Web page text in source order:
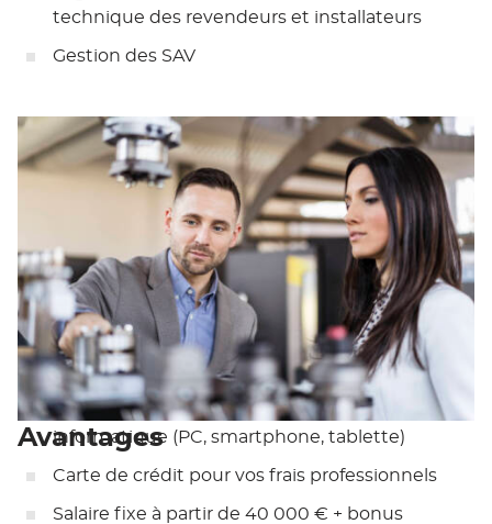
technique des revendeurs et installateurs
Gestion des SAV
Avantages
Véhicule de fonction et équipement
informatique (PC, smartphone, tablette)
Carte de crédit pour vos frais professionnels
Salaire fixe à partir de 40 000 € + bonus